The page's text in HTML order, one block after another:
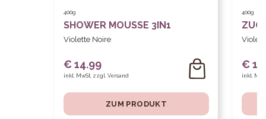
400g
SHOWER MOUSSE 3IN1
Violette Noire
€ 14.99
inkl. MwSt, zzgl. Versand
ZUM PRODUKT
400g
€
inkl.